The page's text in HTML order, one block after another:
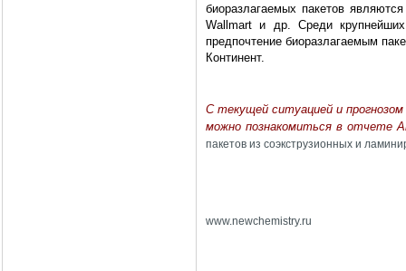
биоразлагаемых пакетов
Wallmart и др. Среди крупнейших
предпочтение биоразлагаемым
Континент.
С текущей ситуацией и
можно познакомиться в отчете
пакетов из соэкструзионных и
www.newchemistry.ru